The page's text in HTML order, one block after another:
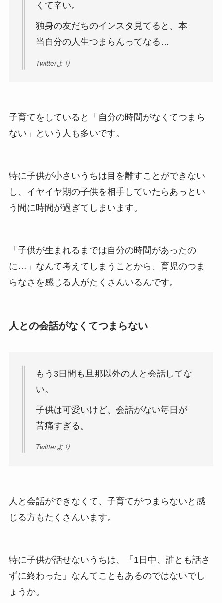
くて辛い。
独身の友だちのインスタ見てると、本
当自分の人生つまらんってなる…
Twitterより
子育てをしていると「自分の時間がなくてつまら
ない」という人も多いです。
特に子供が小さいうちは目を離すことができない
し、イヤイヤ期の子供を相手していたらあっとい
う間に時間が過ぎてしまいます。
「子供が生まれるまでは自分の時間があったの
に…」なんて考えてしまうことから、育児のつま
らなさを感じる人がたくさんいるんです。
人との会話がなくてつまらない
もう3日間も旦那以外の人と会話してな
い。
子供は可愛いけど、会話がない毎日が
苦痛すぎる。
Twitterより
人と会話ができなくて、子育てがつまらないと感
じる方もたくさんいます。
特に子供が話せないうちは、「1日中、誰とも話さ
ずに終わった」なんてこともあるのではないでし
ょうか。